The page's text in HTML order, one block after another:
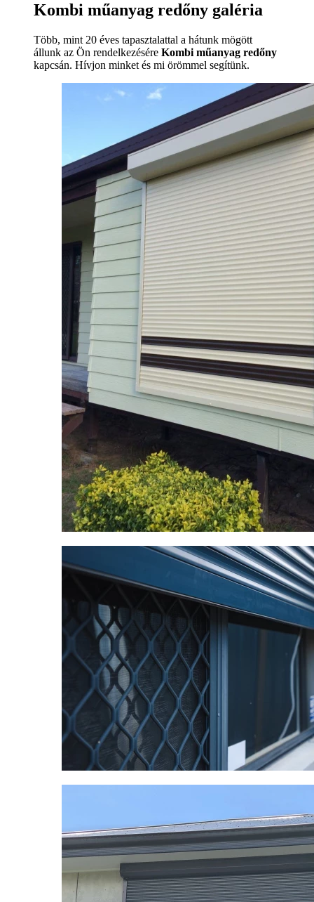
Kombi műanyag redőny galéria
Több, mint 20 éves tapasztalattal a hátunk mögött
állunk az Ön rendelkezésére Kombi műanyag redőny
kapcsán. Hívjon minket és mi örömmel segítünk.